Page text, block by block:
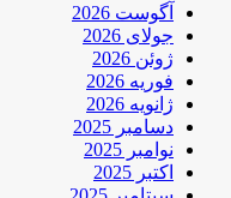
آگوست 2026
جولای 2026
ژوئن 2026
فوریه 2026
ژانویه 2026
دسامبر 2025
نوامبر 2025
اکتبر 2025